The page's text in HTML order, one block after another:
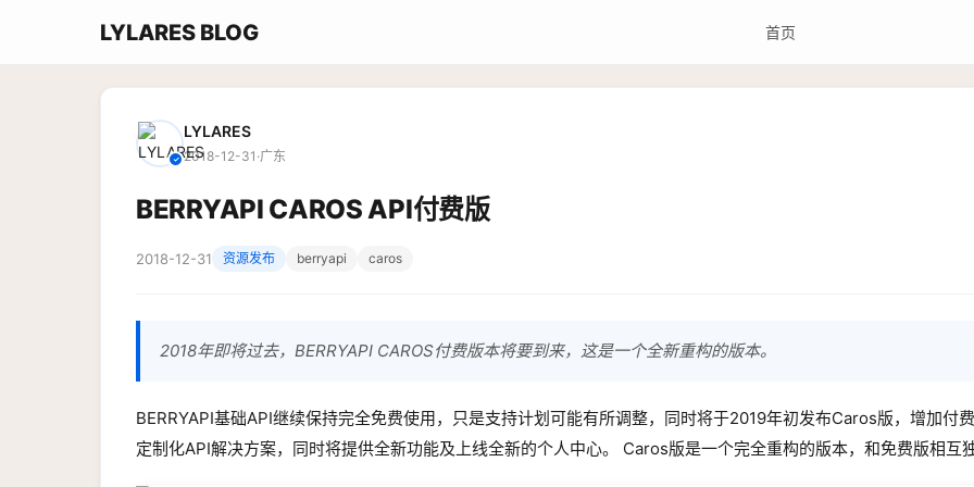
LYLARES BLOG 首页
✓
LYLARES
2018-12-31 ·广东
BERRYAPI CAROS API付费版
2018-12-31 资源发布 berryapi caros
2018年即将过去，BERRYAPI CAROS付费版本将要到来，这是一个全新重构的版本。
BERRYAPI基础API继续保持完全免费使用，只是支持计划可能有所调整，同时将于2019年初发布Caros版，增加付
定制化API解决方案，同时将提供全新功能及上线全新的个人中心。 Caros版是一个完全重构的版本，和免费版相互